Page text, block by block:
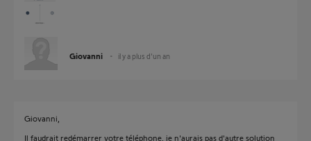
Giovanni il y a plus d'un an
Giovanni,
Il faudrait redémarrer votre téléphone, je n'aurais pas d'autre solution